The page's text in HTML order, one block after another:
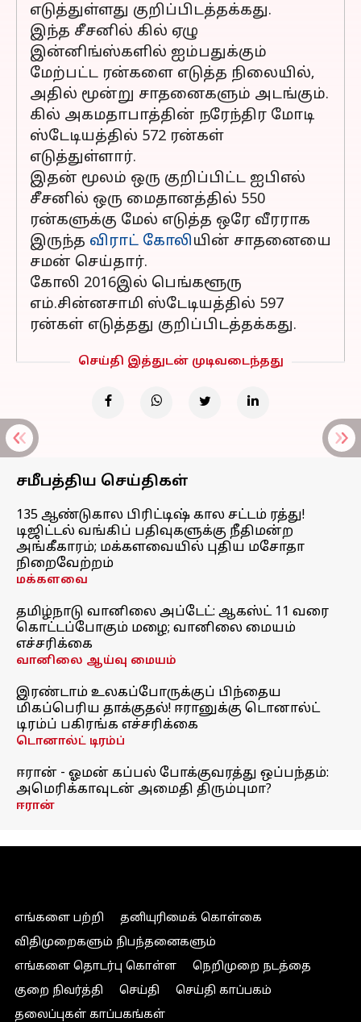
எடுத்துள்ளது குறிப்பிடத்தக்கது.
இந்த சீசனில் கில் ஏழு
இன்னிங்ஸ்களில் ஐம்பதுக்கும்
மேற்பட்ட ரன்களை எடுத்த நிலையில்,
அதில் மூன்று சாதனைகளும் அடங்கும்.
கில் அகமதாபாத்தின் நரேந்திர மோடி
ஸ்டேடியத்தில் 572 ரன்கள்
எடுத்துள்ளார்.
இதன் மூலம் ஒரு குறிப்பிட்ட ஐபிஎல்
சீசனில் ஒரு மைதானத்தில் 550
ரன்களுக்கு மேல் எடுத்த ஒரே வீரராக
இருந்த விராட் கோலியின் சாதனையை
சமன் செய்தார்.
கோலி 2016இல் பெங்களூரு
எம்.சின்னசாமி ஸ்டேடியத்தில் 597
ரன்கள் எடுத்தது குறிப்பிடத்தக்கது.
செய்தி இத்துடன் முடிவடைந்தது
சமீபத்திய செய்திகள்
135 ஆண்டுகால பிரிட்டிஷ் கால சட்டம் ரத்து!
டிஜிட்டல் வங்கிப் பதிவுகளுக்கு நீதிமன்ற
அங்கீகாரம்; மக்களவையில் புதிய மசோதா
நிறைவேற்றம்
மக்களவை
தமிழ்நாடு வானிலை அப்டேட்: ஆகஸ்ட் 11 வரை
கொட்டப்போகும் மழை; வானிலை மையம்
எச்சரிக்கை
வானிலை ஆய்வு மையம்
இரண்டாம் உலகப்போருக்குப் பிந்தைய
மிகப்பெரிய தாக்குதல்! ஈரானுக்கு டொனால்ட்
டிரம்ப் பகிரங்க எச்சரிக்கை
டொனால்ட் டிரம்ப்
ஈரான் - ஓமன் கப்பல் போக்குவரத்து ஒப்பந்தம்:
அமெரிக்காவுடன் அமைதி திரும்புமா?
ஈரான்
எங்களை பற்றி
தனியுரிமைக் கொள்கை
விதிமுறைகளும் நிபந்தனைகளும்
எங்களை தொடர்பு கொள்ள
நெறிமுறை நடத்தை
குறை நிவர்த்தி
செய்தி
செய்தி காப்பகம்
தலைப்புகள் காப்பகங்கள்